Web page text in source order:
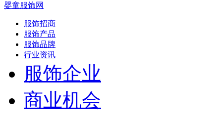
婴童服饰网
服饰招商
服饰产品
服饰品牌
行业资讯
服饰企业
商业机会